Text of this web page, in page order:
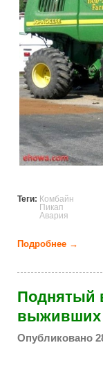
Теги: Комбайн
Пикап
Авария
Подробнее →
Поднятый
выживших
Опубликовано